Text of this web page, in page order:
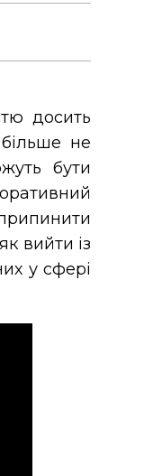
досить
не
бути
вийти із
у сфері